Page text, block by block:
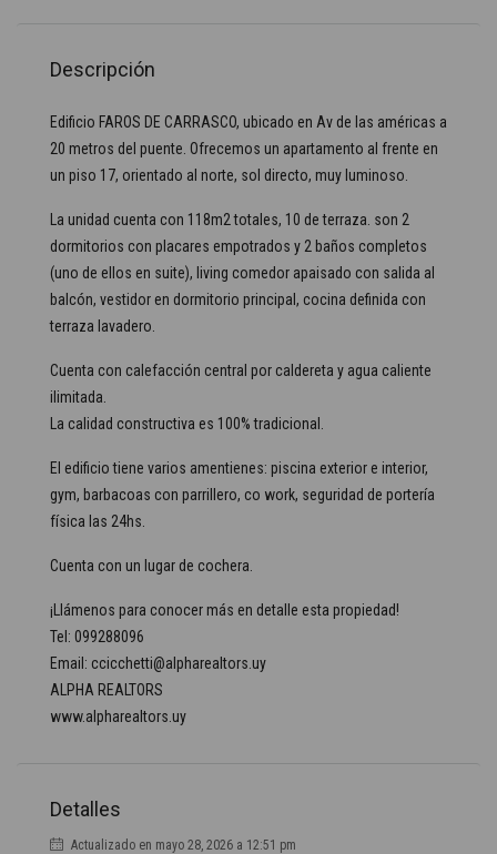
Descripción
Edificio FAROS DE CARRASCO, ubicado en Av de las américas a
20 metros del puente. Ofrecemos un apartamento al frente en
un piso 17, orientado al norte, sol directo, muy luminoso.
La unidad cuenta con 118m2 totales, 10 de terraza. son 2
dormitorios con placares empotrados y 2 baños completos
(uno de ellos en suite), living comedor apaisado con salida al
balcón, vestidor en dormitorio principal, cocina definida con
terraza lavadero.
Cuenta con calefacción central por caldereta y agua caliente
ilimitada.
La calidad constructiva es 100% tradicional.
El edificio tiene varios amentienes: piscina exterior e interior,
gym, barbacoas con parrillero, co work, seguridad de portería
física las 24hs.
Cuenta con un lugar de cochera.
¡Llámenos para conocer más en detalle esta propiedad!
Tel: 099288096
Email: ccicchetti@alpharealtors.uy
ALPHA REALTORS
www.alpharealtors.uy
Detalles
Actualizado en mayo 28, 2026 a 12:51 pm